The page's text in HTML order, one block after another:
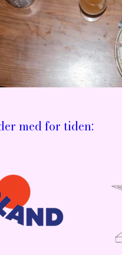
med for tiden: